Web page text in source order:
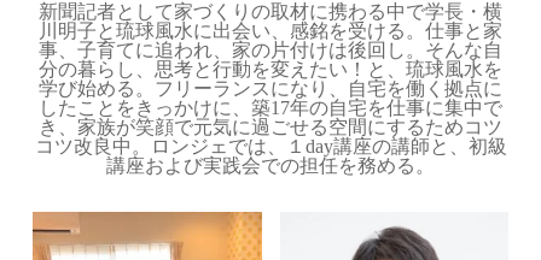
新聞記者として家づくりの取材に携わる中で学長・横
川明子と琉球風水に出会い、感銘を受ける。仕事と家
事、子育てに追われ、家の片付けは後回し。そんな自
分の暮らし、思考と行動を変えたい！と、琉球風水を
学び始める。フリーランスになり、自宅を働く拠点に
したことをきっかけに、築17年の自宅を仕事に集中で
き、家族が笑顔で元気に過ごせる空間にするためコツ
コツ改良中。ロンジェでは、１day講座の講師と、初級
講座および実践会での担任を務める。